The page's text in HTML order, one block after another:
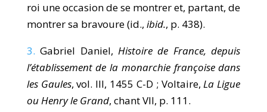
roi une occasion de se montrer et, partant, de
montrer sa bravoure (id., ibid., p. 438).
3. Gabriel Daniel, Histoire de France, depuis
l’établissement de la monarchie françoise dans
les Gaules, vol. III, 1455 C-D ; Voltaire,La Ligue
ou Henry le Grand, chant VII, p. 111.